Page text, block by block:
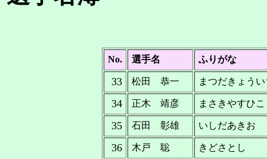
No. 選手名 ふりがな
33 松田 恭一 まつだきょう
34 正木 靖彦 まさきやすひこ
35 石田 彰雄 いしだあきお
36 木戸 聡 きどさとし